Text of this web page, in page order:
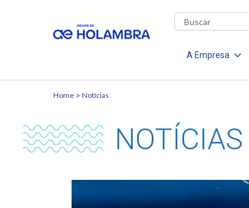
A Empresa
Home Notícias
NOTÍCIAS